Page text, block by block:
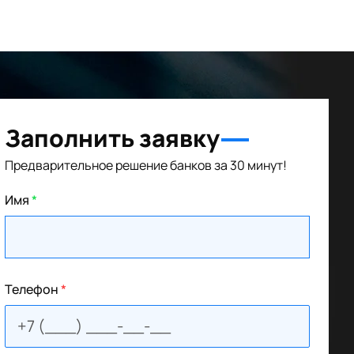
Заполнить заявку
Предварительное решение банков за 30 минут!
Имя*
Телефон*